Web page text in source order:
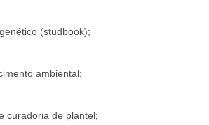
(studbook);
ambiental;
curadoria de plantel;